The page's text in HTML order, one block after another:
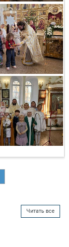
Читать все